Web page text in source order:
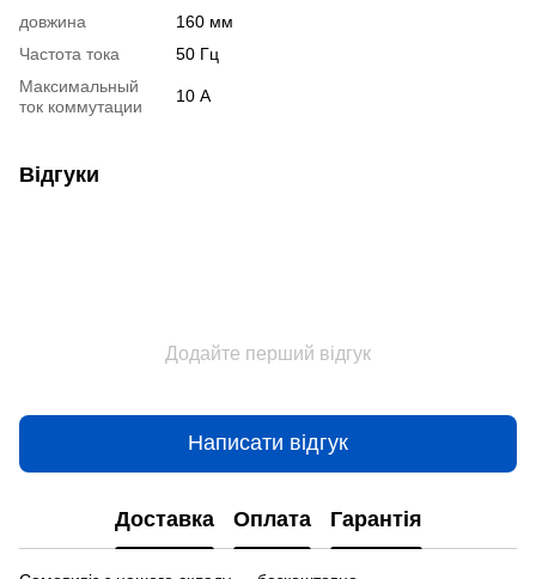
довжина
160 мм
Частота тока
50 Гц
Максимальный
ток коммутации
10 А
Відгуки
Додайте перший відгук
Написати відгук
Доставка Оплата Гарантія